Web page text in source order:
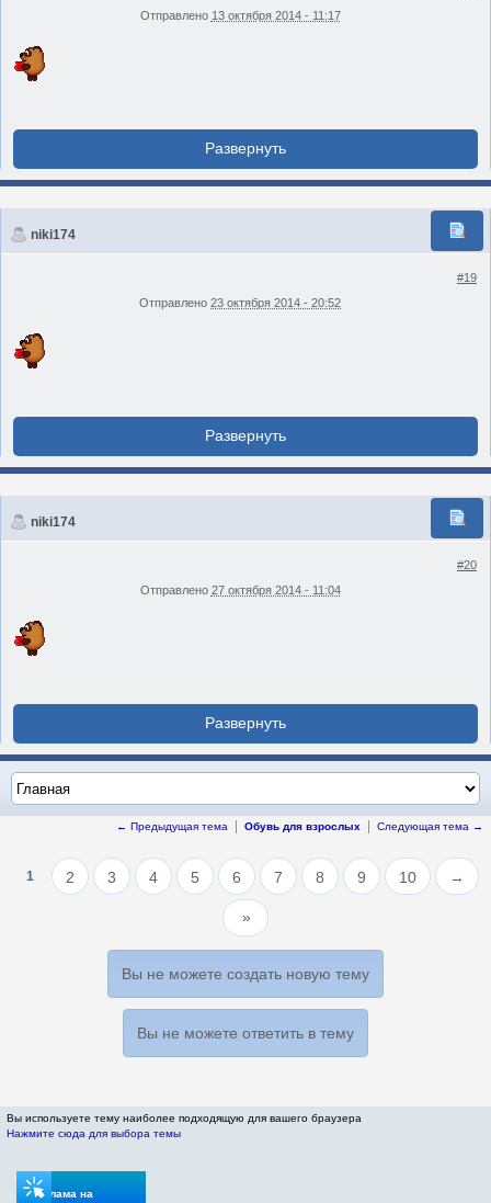
Отправлено 13 октября 2014 - 11:17
niki174
#19
Отправлено 23 октября 2014 - 20:52
niki174
#20
Отправлено 27 октября 2014 - 11:04
← Предыдущая тема Обувь для взрослых Следующая тема →
1 2 3 4 5 6 7 8 9 10 →
Вы не можете создать новую тему
Вы не можете ответить в тему
Вы используете тему наиболее подходящую для вашего браузера
Нажмите сюда для выбора темы
Реклама на